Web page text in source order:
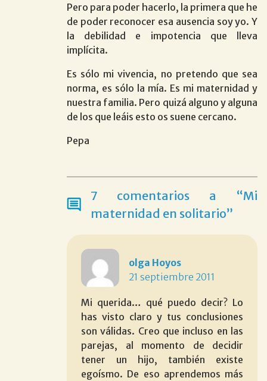
Pero para poder hacerlo, la primera que he
de poder reconocer esa ausencia soy yo. Y
la debilidad e impotencia que lleva
implícita.
Es sólo mi vivencia, no pretendo que sea
norma, es sólo la mía. Es mi maternidad y
nuestra familia. Pero quizá alguno y alguna
de los que leáis esto os suene cercano.
Pepa
7 comentarios a “Mi
maternidad en solitario”
olga Hoyos
21 septiembre 2011
Mi querida… qué puedo decir? Lo
has visto claro y tus conclusiones
son válidas. Creo que incluso en las
parejas, al momento de decidir
tener un hijo, también existe
egoísmo. De eso aprendemos más